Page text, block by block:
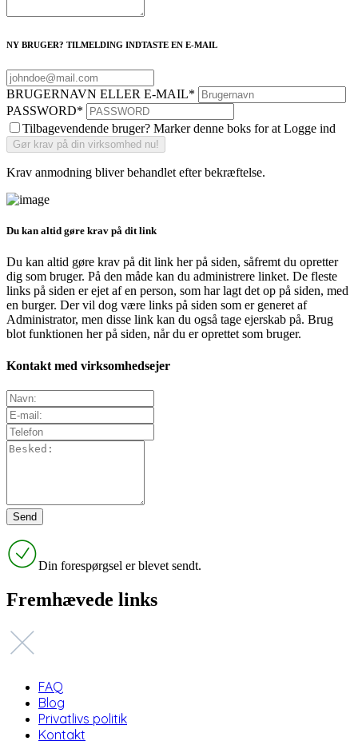
NY BRUGER? TILMELDING INDTASTE EN E-MAIL
BRUGERNAVN ELLER E-MAIL*
PASSWORD*
Tilbagevendende bruger? Marker denne boks for at Logge ind
Krav anmodning bliver behandlet efter bekræftelse.
Du kan altid gøre krav på dit link
Du kan altid gøre krav på dit link her på siden, såfremt du opretter
dig som bruger. På den måde kan du administrere linket. De fleste
links på siden er ejet af en person, som har lagt det op på siden, med
en burger. Der vil dog være links på siden som er generet af
Administrator, men disse link kan du også tage ejerskab på. Brug
blot funktionen her på siden, når du er oprettet som bruger.
Kontakt med virksomhedsejer
Din forespørgsel er blevet sendt.
Fremhævede links
FAQ
Blog
Privatlivs politik
Kontakt